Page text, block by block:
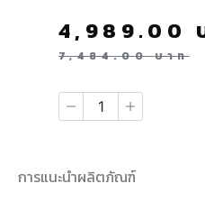
7,484.00บาท
4,989.00
การแนะนำผลิตภัณฑ์